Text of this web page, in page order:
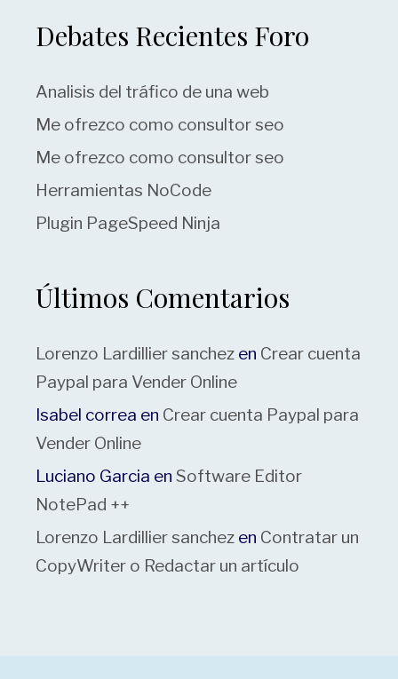
Debates Recientes Foro
Analisis del tráfico de una web
Me ofrezco como consultor seo
Me ofrezco como consultor seo
Herramientas NoCode
Plugin PageSpeed Ninja
Últimos Comentarios
Lorenzo Lardillier sanchez en Crear cuenta
Paypal para Vender Online
Isabel correa en Crear cuenta Paypal para
Vender Online
Luciano Garcia en Software Editor
NotePad ++
Lorenzo Lardillier sanchez en Contratar un
CopyWriter o Redactar un artículo